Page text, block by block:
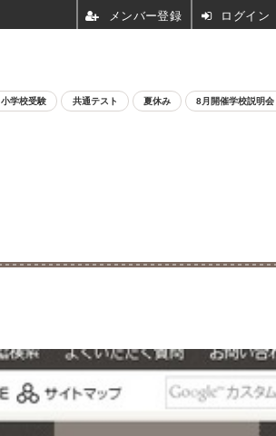
小学校受験 共通テスト 夏休み 8月開催学校説明
ログイン